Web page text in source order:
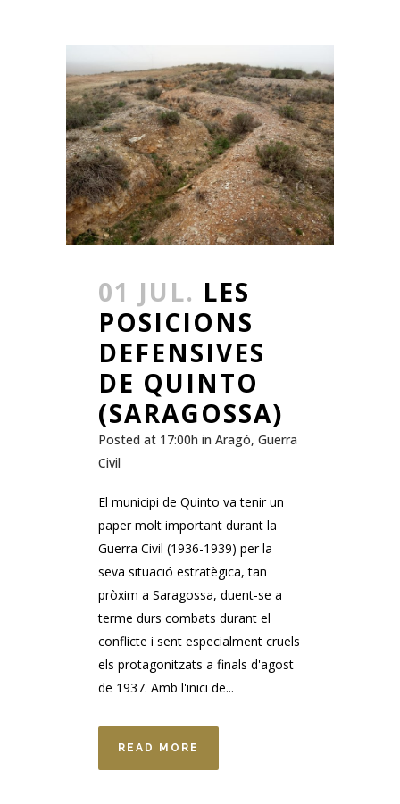
01 JUL. LES
POSICIONS
DEFENSIVES
DE QUINTO
(SARAGOSSA)
Posted at 17:00h in Aragó, Guerra
Civil
El municipi de Quinto va tenir un
paper molt important durant la
Guerra Civil (1936-1939) per la
seva situació estratègica, tan
pròxim a Saragossa, duent-se a
terme durs combats durant el
conflicte i sent especialment cruels
els protagonitzats a finals d'agost
de 1937. Amb l'inici de...
READ MORE